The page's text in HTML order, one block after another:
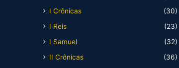
I Crônicas
(30)
I Reis
(23)
I Samuel
(32)
II Crônicas
(36)